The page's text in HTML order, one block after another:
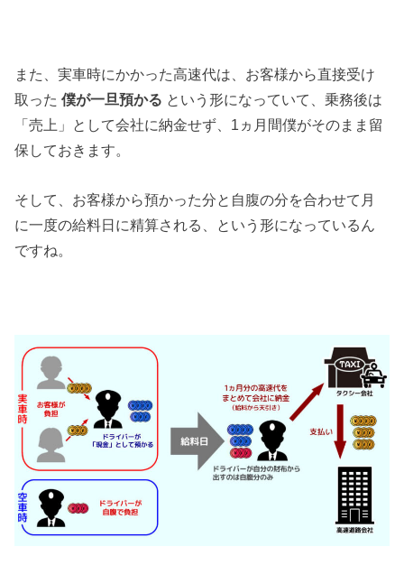
また、実車時にかかった高速代は、お客様から直接受け
取った僕が一旦預かる という形になっていて、乗務後は
「売上」として会社に納金せず、1ヵ月間僕がそのまま留
保しておきます。
そして、お客様から預かった分と自腹の分を合わせて月
に一度の給料日に精算される、という形になっているん
ですね。